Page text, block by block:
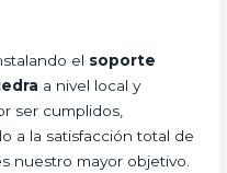
el soporte
a nivel local y
ser cumplidos,
a la satisfacción total de
nuestro mayor objetivo.